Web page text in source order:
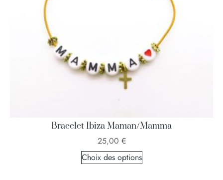
Bracelet Ibiza Maman/Mamma
25,00 €
Choix des options